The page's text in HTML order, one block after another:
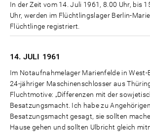
In der Zeit vom 14. Juli 1961, 8.00 Uhr, bis
Uhr, werden im Flüchtlingslager Berlin-
Flüchtlinge registriert.
14. JULI 1961
Im Notaufnahmelager Marienfelde in West-
24-jähriger Maschinenschlosser aus
Fluchtmotive: „Differenzen mit der
Besatzungsmacht. Ich habe zu
Besatzungsmacht gesagt, sie sollten
Hause gehen und sollten Ulbricht gleich